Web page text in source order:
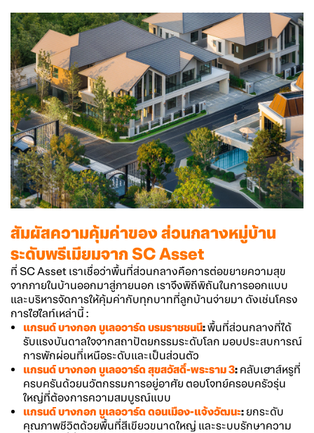
สัมผัสความคุ้มค่าของ ส่วนกลางหมู่บ้าน
ระดับพรีเมียมจาก SC Asset
ที่ SC Asset เราเชื่อว่าพื้นที่ส่วนกลางคือการต่อขยายความสุข
จากภายในบ้านออกมาสู่ภายนอก เราจึงพิถีพิถันในการออกแบบ
และบริหารจัดการให้คุ้มค่ากับทุกบาทที่ลูกบ้านจ่ายมา ดังเช่นโครง
การไฮไลท์เหล่านี้ :
แกรนด์ บางกอก บูเลอวาร์ด บรมราชชนนี:พื้นที่ส่วนกลางที่ได้
รับแรงบันดาลใจจากสถาปัตยกรรมระดับโลก มอบประสบการณ์
การพักผ่อนที่เหนือระดับและเป็นส่วนตัว
แกรนด์ บางกอก บูเลอวาร์ด สุขสวัสดิ์-พระราม 3: คลับเฮาส์หรูที่
ครบครันด้วยนวัตกรรมการอยู่อาศัย ตอบโจทย์ครอบครัวรุ่น
ใหญ่ที่ต้องการความสมบูรณ์แบบ
แกรนด์ บางกอก บูเลอวาร์ด ดอนเมือง-แจ้งวัฒนะ: ยกระดับ
คุณภาพชีวิตด้วยพื้นที่สีเขียวขนาดใหญ่ และระบบรักษาความ